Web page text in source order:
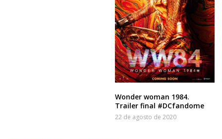
Wonder woman 1984.
Trailer final #DCfandome
22 de agosto de 2020